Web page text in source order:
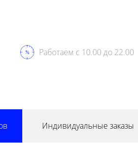
Работаем с 10.00 до 22.00
Индивидуальные заказы